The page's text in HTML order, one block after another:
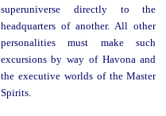
superuniverse directly to the
headquarters of another. All other
personalities must make such
excursions by way of Havona and
the executive worlds of the Master
Spirits.